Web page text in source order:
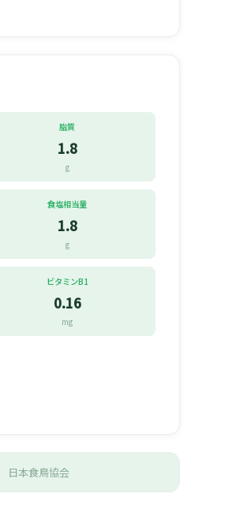
脂質
1.8
g
食塩相当量
1.8
g
ビタミンB1
0.16
mg
日本食鳥協会